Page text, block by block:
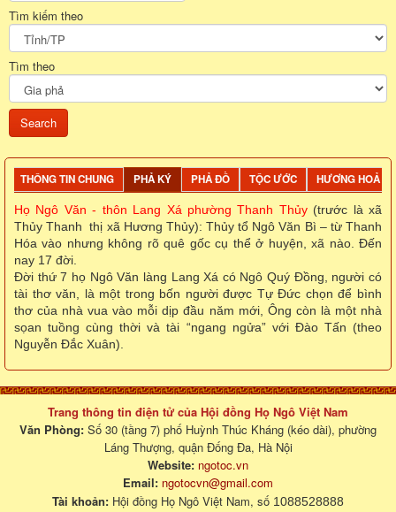
Tìm kiếm theo
Tìm theo
THÔNG TIN CHUNG PHẢ KÝ PHẢ ĐỒ TỘC ƯỚC HƯƠNG HOẢ
Họ Ngô Văn - thôn Lang Xá phường Thanh Thủy (trước là xã
Thủy Thanh thị xã Hương Thủy): Thủy tổ Ngô Văn Bì – từ Thanh
Hóa vào nhưng không rõ quê gốc cụ thể ở huyện, xã nào. Đến
nay 17 đời.
Đời thứ 7 họ Ngô Văn làng Lang Xá có Ngô Quý Đồng, người có
tài thơ văn, là một trong bốn người được Tự Đức chọn để bình
thơ của nhà vua vào mỗi dịp đầu năm mới, Ông còn là một nhà
sọan tuồng cùng thời và tài “ngang ngửa” với Đào Tấn (theo
Nguyễn Đắc Xuân).
Trang thông tin điện tử của Hội đồng Họ Ngô Việt Nam
Văn Phòng: Số 30 (tầng 7) phố Huỳnh Thúc Kháng (kéo dài), phường
Láng Thượng, quận Đống Đa, Hà Nội
Website: ngotoc.vn
Email: ngotocvn@gmail.com
Tài khoản: Hội đồng Họ Ngô Việt Nam, số 1088528888